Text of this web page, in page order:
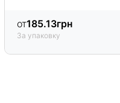
от185.13грн
За упаковку